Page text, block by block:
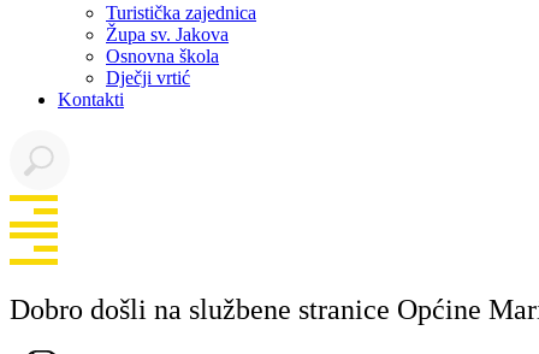
Turistička zajednica
Župa sv. Jakova
Osnovna škola
Dječji vrtić
Kontakti
Dobro došli na službene stranice Općine